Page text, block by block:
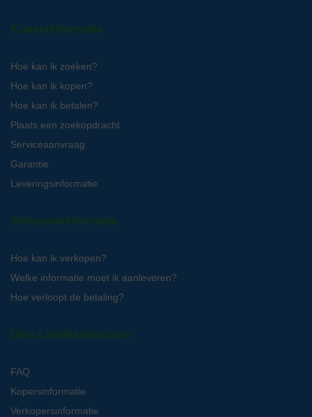
Kopersinformatie
Hoe kan ik zoeken?
Hoe kan ik kopen?
Hoe kan ik betalen?
Plaats een zoekopdracht
Serviceaanvraag
Garantie
Leveringsinformatie
Verkopersinformatie
Hoe kan ik verkopen?
Welke informatie moet ik aanleveren?
Hoe verloopt de betaling?
Over LabMakelaar.com
FAQ
Kopersinformatie
Verkopersinformatie